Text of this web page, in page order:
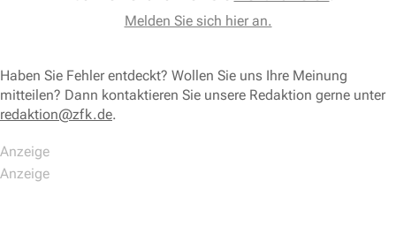
Melden Sie sich hier an.
Haben Sie Fehler entdeckt? Wollen Sie uns Ihre Meinung
mitteilen? Dann kontaktieren Sie unsere Redaktion gerne unter
redaktion@zfk.de.